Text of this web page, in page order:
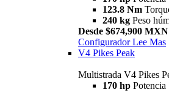
123.8 Nm
240 kg Peso
Desde $674,900 MXN
Configurador Lee Mas
V4 Pikes Peak
Multistrada V4 Pikes
170 hp Potencia